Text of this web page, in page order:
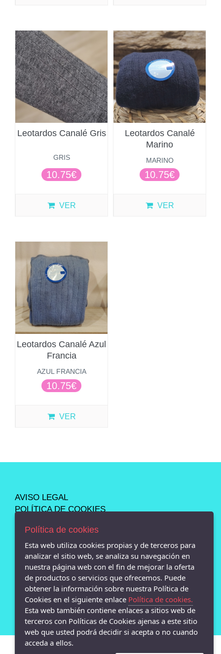
Leotardos Canalé Gris
GRIS
10.75€
VER
Leotardos Canalé
Marino
MARINO
10.75€
VER
Leotardos Canalé Azul
Francia
AZUL FRANCIA
10.75€
VER
AVISO LEGAL
POLÍTICA DE COOKIES
POLÍTICA DE PRIVACIDAD
- Calle san Pedro 13 bajo, Lugo - 27001 (Lugo)
982872869
Política de cookies
Esta web utiliza cookies propias y de terceros para
analizar el sitio web, se analiza su navegación en
nuestra página web con el fin de mejorar la oferta
de productos o servicios que ofrecemos. Puede
obtener la información sobre nuestra Política de
Cookies en el siguiente enlace Política de cookies.
Esta web también contiene enlaces a sitios web de
terceros con Políticas de Cookies ajenas a este sitio
web que usted podrá decidir si acepta o no cuando
acceda a ellos.